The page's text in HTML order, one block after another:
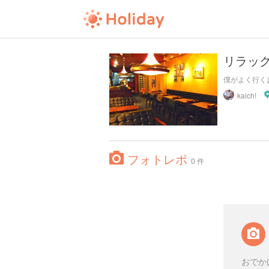
リラッ
僕がよく行
kaich!
フォトレポ 0 件
おで